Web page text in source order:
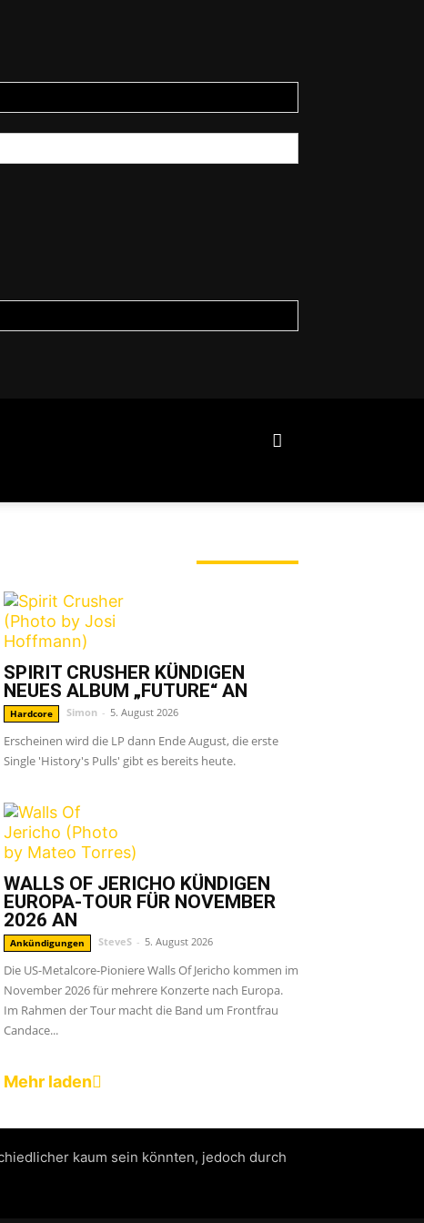
SPIRIT CRUSHER KÜNDIGEN
NEUES ALBUM „FUTURE“ AN
Hardcore Simon - 5. August 2026
Erscheinen wird die LP dann Ende August, die erste
Single 'History's Pulls' gibt es bereits heute.
WALLS OF JERICHO KÜNDIGEN
EUROPA-TOUR FÜR NOVEMBER
2026 AN
Ankündigungen SteveS - 5. August 2026
Die US-Metalcore-Pioniere Walls Of Jericho kommen im
November 2026 für mehrere Konzerte nach Europa.
Im Rahmen der Tour macht die Band um Frontfrau
Candace...
Mehr laden
kaum sein könnten, jedoch durch